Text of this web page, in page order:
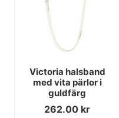
Victoria halsband
med vita pärlor i
guldfärg
262.00 kr